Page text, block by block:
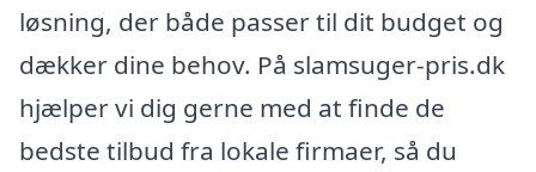
løsning, der både passer til dit budget og
dækker dine behov. På slamsuger-pris.dk
hjælper vi dig gerne med at finde de
bedste tilbud fra lokale firmaer, så du